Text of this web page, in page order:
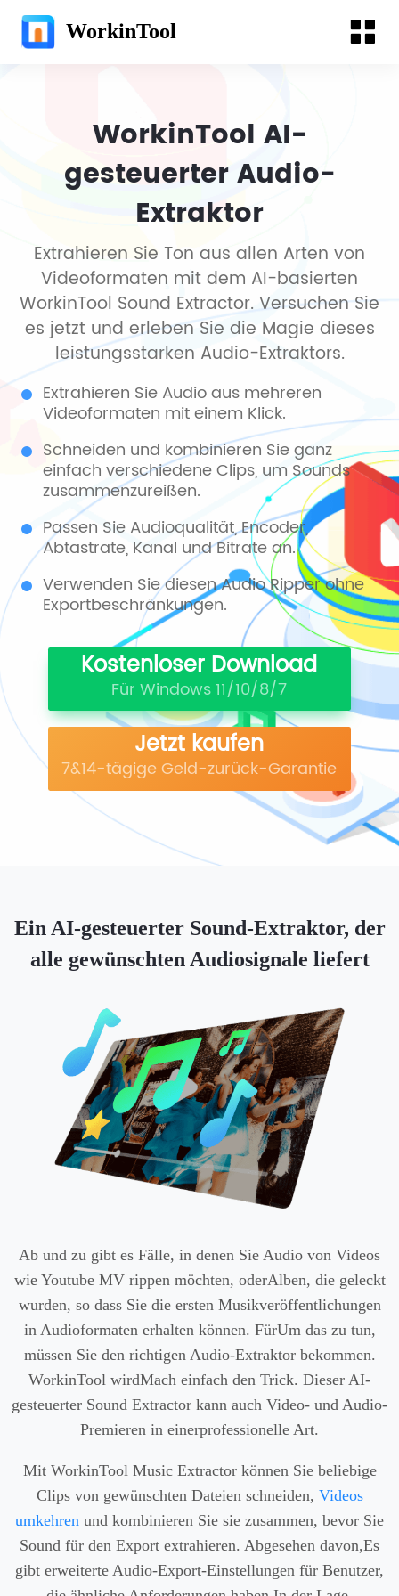
WorkinTool
WorkinTool AI-
gesteuerter Audio-
Extraktor
Extrahieren Sie Ton aus allen Arten von
Videoformaten mit dem AI-basierten
WorkinTool Sound Extractor. Versuchen Sie
es jetzt und erleben Sie die Magie dieses
leistungsstarken Audio-Extraktors.
Extrahieren Sie Audio aus mehreren
Videoformaten mit einem Klick.
Schneiden und kombinieren Sie ganz
einfach verschiedene Clips, um Sounds
zusammenzureißen.
Passen Sie Audioqualität, Encoder,
Abtastrate, Kanal und Bitrate an.
Verwenden Sie diesen Audio Ripper ohne
Exportbeschränkungen.
Kostenloser Download
Für Windows 11/10/8/7
Jetzt kaufen
7&14-tägige Geld-zurück-Garantie
Ein AI-gesteuerter Sound-Extraktor, der
alle gewünschten Audiosignale liefert
Ab und zu gibt es Fälle, in denen Sie Audio von Videos
wie Youtube MV rippen möchten, oderAlben, die geleckt
wurden, so dass Sie die ersten Musikveröffentlichungen
in Audioformaten erhalten können. FürUm das zu tun,
müssen Sie den richtigen Audio-Extraktor bekommen.
WorkinTool wirdMach einfach den Trick. Dieser AI-
gesteuerter Sound Extractor kann auch Video- und Audio-
Premieren in einerprofessionelle Art.
Mit WorkinTool Music Extractor können Sie beliebige
Clips von gewünschten Dateien schneiden, Videos
umkehren und kombinieren Sie sie zusammen, bevor Sie
Sound für den Export extrahieren. Abgesehen davon,Es
gibt erweiterte Audio-Export-Einstellungen für Benutzer,